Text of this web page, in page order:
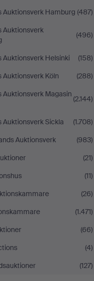
Auktionsverk Hamburg (487)
Auktionsverk
(496)
Auktionsverk Helsinki
(158)
Auktionsverk Köln
(288)
Auktionsverk Magasin
(2.144)
Auktionsverk Sickla
(1.708)
Auktionsverk
(983)
(21)
(11)
(26)
(1.471)
(66)
(4)
(127)